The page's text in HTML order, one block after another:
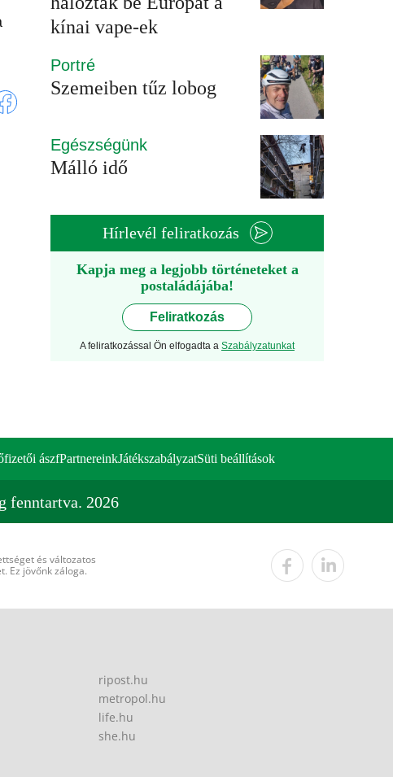
kínai vape-ek
Portré
Szemeiben tűz lobog
Egészségünk
Málló idő
Hírlevél feliratkozás
Kapja meg a legjobb történeteket a
postaládájába!
Feliratkozás
A feliratkozással Ön elfogadta a Szabályzatunkat
ászfPartnereinkJátékszabályzatSüti beállítások
fenntartva. 2026
és változatos
Ez jövőnk záloga.
ripost.hu
metropol.hu
life.hu
she.hu